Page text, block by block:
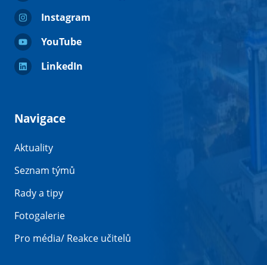
Instagram
YouTube
LinkedIn
Navigace
Aktuality
Seznam týmů
Rady a tipy
Fotogalerie
Pro média/ Reakce učitelů